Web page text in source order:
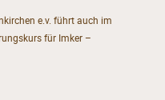
e.v. führt auch im
für Imker –